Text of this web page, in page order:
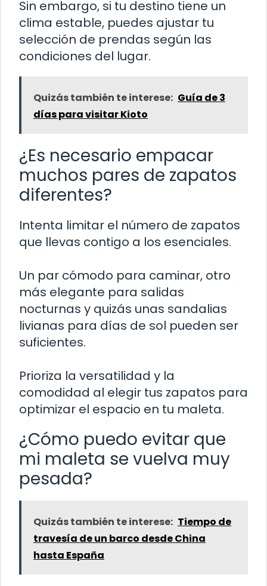
Sin embargo, si tu destino tiene un
clima estable, puedes ajustar tu
selección de prendas según las
condiciones del lugar.
Quizás también te interese: Guía de 3
días para visitar Kioto
¿Es necesario empacar
muchos pares de zapatos
diferentes?
Intenta limitar el número de zapatos
que llevas contigo a los esenciales.
Un par cómodo para caminar, otro
más elegante para salidas
nocturnas y quizás unas sandalias
livianas para días de sol pueden ser
suficientes.
Prioriza la versatilidad y la
comodidad al elegir tus zapatos para
optimizar el espacio en tu maleta.
¿Cómo puedo evitar que
mi maleta se vuelva muy
pesada?
Quizás también te interese: Tiempo de
travesía de un barco desde China
hasta España